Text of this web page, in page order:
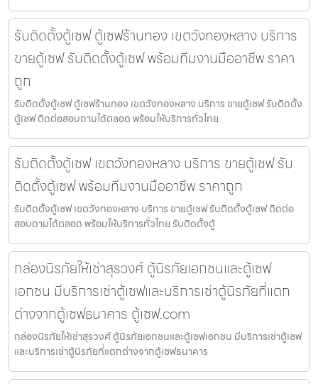
รับติดตั้งตู้เซฟ ตู้เซฟร้านทอง เขตวังทองหลาง บริการ
ขายตู้เซฟ รับติดตั้งตู้เซฟ พร้อมทีมงานมืออาชีพ ราคา
ถูก
รับติดตั้งตู้เซฟ ตู้เซฟร้านทอง เขตวังทองหลาง บริการ ขายตู้เซฟ รับติดตั้ง
ตู้เซฟ ติดต่อสอบถามได้ตลอด พร้อมให้บริการทั่วไทย
รับติดตั้งตู้เซฟ เขตวังทองหลาง บริการ ขายตู้เซฟ รับ
ติดตั้งตู้เซฟ พร้อมทีมงานมืออาชีพ ราคาถูก
รับติดตั้งตู้เซฟ เขตวังทองหลาง บริการ ขายตู้เซฟ รับติดตั้งตู้เซฟ ติดต่อ
สอบถามได้ตลอด พร้อมให้บริการทั่วไทย รับติดตั้งตู้
กล่องนิรภัยให้เช่าสุรวงศ์ ตู้นิรภัยเอกชนและตู้เซฟ
เอกชน มีบริการเช่าตู้เซฟและบริการเช่าตู้นิรภัยที่แตก
ต่างจากตู้เซฟธนาคาร ตู้เซฟ.com
กล่องนิรภัยให้เช่าสุรวงศ์ ตู้นิรภัยเอกชนและตู้เซฟเอกชน มีบริการเช่าตู้เซฟ
และบริการเช่าตู้นิรภัยที่แตกต่างจากตู้เซฟธนาคาร